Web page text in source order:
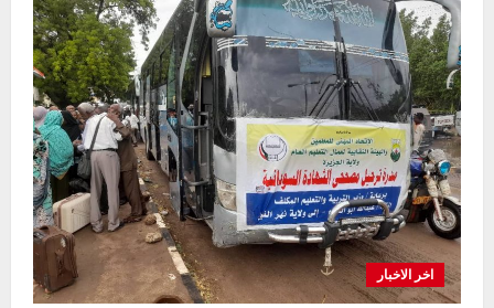
التعليم
بوزارة
التربيةبالجزبرة
تقيم
يوما
علاجيا
مجاني
بالوزارة
اخر الاخبار